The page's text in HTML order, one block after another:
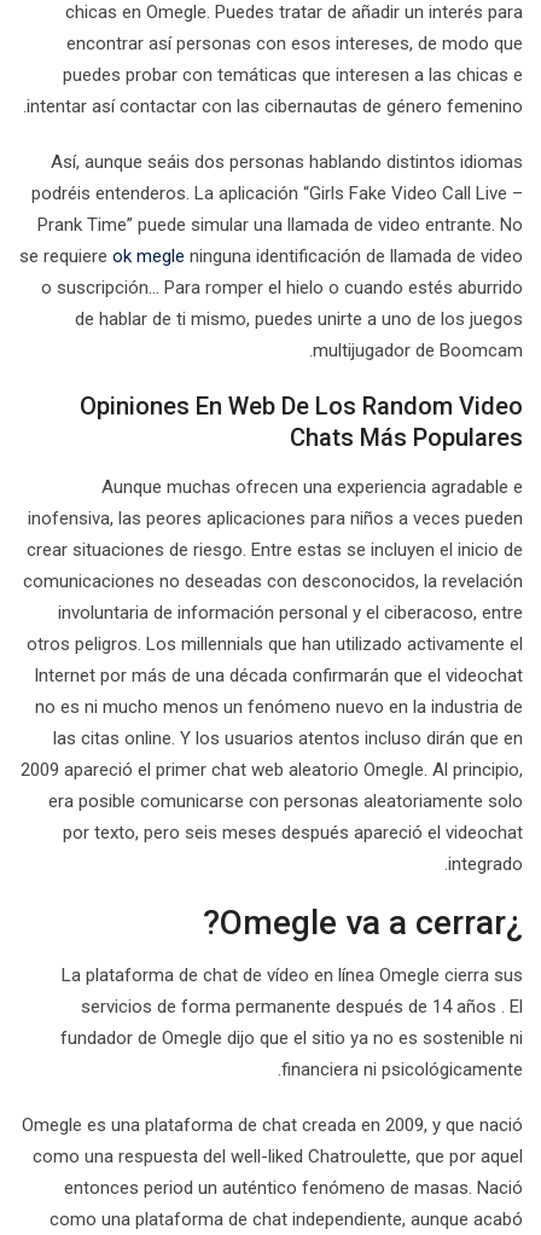
chicas en Omegle. Puedes tratar de añadir un interés para
encontrar así personas con esos intereses, de modo que
puedes probar con temáticas que interesen a las chicas e
intentar así contactar con las cibernautas de género femenino.
Así, aunque seáis dos personas hablando distintos idiomas
podréis entenderos. La aplicación “Girls Fake Video Call Live –
Prank Time” puede simular una llamada de video entrante. No
se requiere ok megle ninguna identificación de llamada de video
o suscripción… Para romper el hielo o cuando estés aburrido
de hablar de ti mismo, puedes unirte a uno de los juegos
multijugador de Boomcam.
Opiniones En Web De Los Random Video
Chats Más Populares
Aunque muchas ofrecen una experiencia agradable e
inofensiva, las peores aplicaciones para niños a veces pueden
crear situaciones de riesgo. Entre estas se incluyen el inicio de
comunicaciones no deseadas con desconocidos, la revelación
involuntaria de información personal y el ciberacoso, entre
otros peligros. Los millennials que han utilizado activamente el
Internet por más de una década confirmarán que el videochat
no es ni mucho menos un fenómeno nuevo en la industria de
las citas online. Y los usuarios atentos incluso dirán que en
2009 apareció el primer chat web aleatorio Omegle. Al principio,
era posible comunicarse con personas aleatoriamente solo
por texto, pero seis meses después apareció el videochat
integrado.
¿Omegle va a cerrar?
La plataforma de chat de vídeo en línea Omegle cierra sus
servicios de forma permanente después de 14 años . El
fundador de Omegle dijo que el sitio ya no es sostenible ni
financiera ni psicológicamente.
Omegle es una plataforma de chat creada en 2009, y que nació
como una respuesta del well-liked Chatroulette, que por aquel
entonces period un auténtico fenómeno de masas. Nació
como una plataforma de chat independiente, aunque acabó